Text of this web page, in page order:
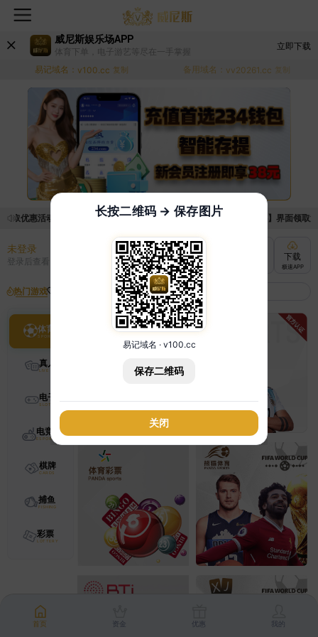
威尼斯娱乐场APP
体育下单，电子游艺等尽在一手掌握
立即下载
易记域名： v100.cc 复制 备用域名： vv20261.cc 复制
取优惠活动的手续麻烦，已新增优惠系统，现在可以前往【福利中心】界面领取
未登录
登录后查看 充值
快速到账
下载
极速APP
热门游戏
体育
真人
电子
电竞
棋牌
捕鱼
彩票
首页 资金 优惠 我的
长按二维码 → 保存图片
易记域名 · v100.cc
保存二维码
关闭